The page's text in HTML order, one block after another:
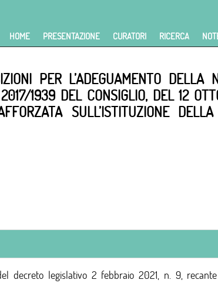
HOME PRESENTAZIONE CURATORI RICERCA
PER L’ADEGUAMENTO DELLA
1939 DEL CONSIGLIO, DEL 12
SULL’ISTITUZIONE
decreto legislativo 2 febbraio 2021, n. 9,